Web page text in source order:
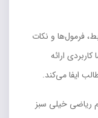
فرمول‌ها و نکات
ارائه
ایفا می‌کند.
ریاضی خیلی سبز